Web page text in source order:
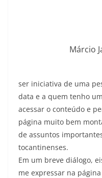
Márcio
ser iniciativa de uma
data e a quem tenho
acessar o conteúdo e
página muito bem
de assuntos
tocantinenses.
Em um breve diálogo,
me expressar na